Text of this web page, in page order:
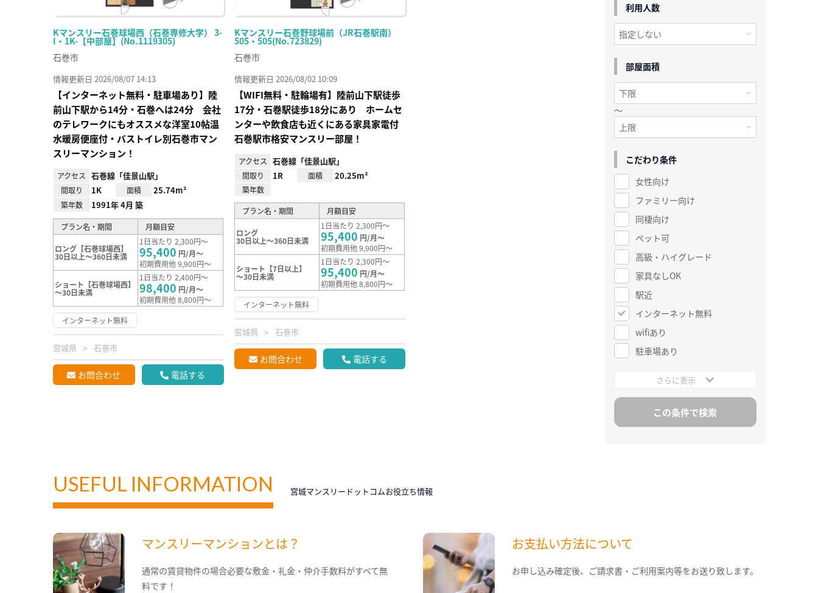
Kマンスリー石巻球場西（石巻専修大学） 3-
I・1K-【中部屋】(No.1119305)
石巻市
情報更新日 2026/08/07 14:13
【インターネット無料・駐車場あり】陸
前山下駅から14分・石巻へは24分 会社
のテレワークにもオススメな洋室10帖温
水暖房便座付・バストイレ別石巻市マン
スリーマンション！
アクセス 石巻線「佳景山駅」
間取り 1K 面積 25.74m²
築年数 1991年 4月 築
プラン名・期間 月額目安
ロング【石巻球場西】
30日以上～360日未満
1日当たり 2,300円～
95,400 円/月～
初期費用他 9,900円～
ショート【石巻球場西】
～30日未満
1日当たり 2,400円～
98,400 円/月～
初期費用他 8,800円～
インターネット無料
宮城県 石巻市
お問合わせ 電話する
Kマンスリー石巻野球場前（JR石巻駅南）
505・505(No.723829)
石巻市
情報更新日 2026/08/02 10:09
【WIFI無料・駐輪場有】陸前山下駅徒歩
17分・石巻駅徒歩18分にあり ホームセ
ンターや飲食店も近くにある家具家電付
石巻駅市格安マンスリー部屋！
アクセス 石巻線「佳景山駅」
間取り 1R 面積 20.25m²
築年数
プラン名・期間 月額目安
ロング
30日以上～360日未満
1日当たり 2,300円～
95,400 円/月～
初期費用他 9,900円～
ショート【7日以上】
～30日未満
1日当たり 2,300円～
95,400 円/月～
初期費用他 8,800円～
インターネット無料
宮城県 石巻市
お問合わせ 電話する
利用人数
部屋面積
～
こだわり条件
女性向け
ファミリー向け
同棲向け
ペット可
高級・ハイグレード
家具なしOK
駅近
インターネット無料
wifiあり
駐車場あり
さらに表示
USEFUL INFORMATION 宮城マンスリードットコムお役立ち情報
マンスリーマンションとは？
通常の賃貸物件の場合必要な敷金・礼金・仲介手数料がすべて無
料です！
お支払い方法について
お申し込み確定後、ご請求書・ご利用案内等をお送り致します。